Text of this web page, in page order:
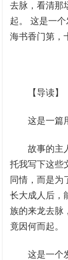
去脉，看清那
起。 这是一
海书香门第，
【导读】
这是一篇用
故事的主人
托我写下这些
同情，而是
长大成人后，
族的来龙去脉
竟因何而起。
这是一个发